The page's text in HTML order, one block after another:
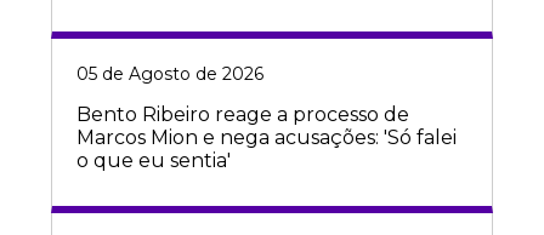
05 de Agosto de 2026
Bento Ribeiro reage a processo de
Marcos Mion e nega acusações: 'Só falei
o que eu sentia'